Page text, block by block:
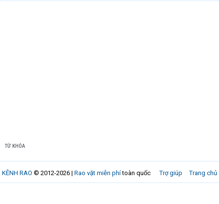
TỪ KHÓA
Trợ giúp Trang chủ
KÊNH RAO © 2012-2026 | Rao vặt miễn phítoàn quốc